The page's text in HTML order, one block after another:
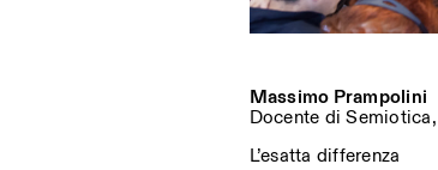
Massimo Prampolini
Docente di
L’esatta differenza